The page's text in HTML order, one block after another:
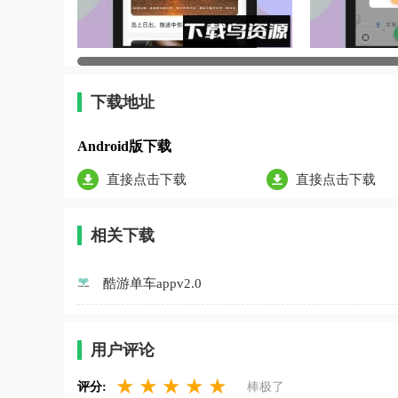
下载地址
Android版下载
直接点击下载 直接点击下载
相关下载
酷游单车appv2.0
用户评论
评分: ★ ★ ★ ★ ★ 棒极了